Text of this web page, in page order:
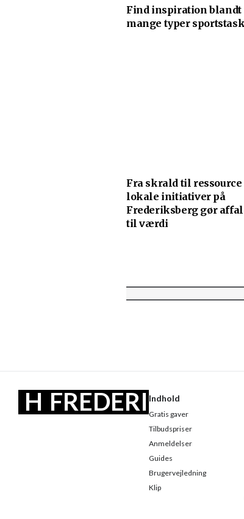
Find inspiration blandt
mange typer
Fra skrald til ressource
lokale initiativer på
Frederiksberg gør
til værdi
H
EL
FREDERI
KSBERG
Indhold
Gratis gaver
Tilbudspriser
Anmeldelser
Guides
Brugervejledning
Klip